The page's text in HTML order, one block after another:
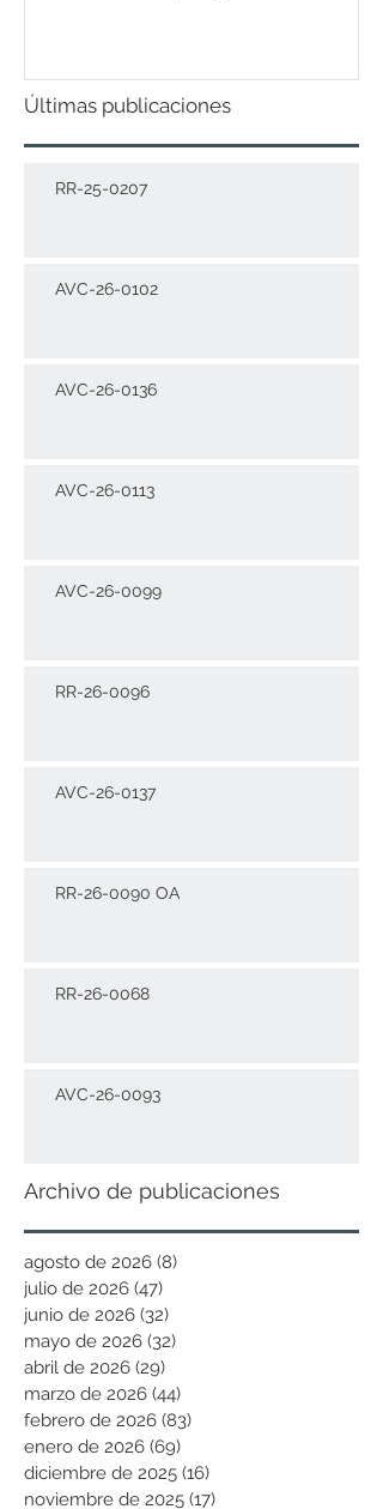
Últimas publicaciones
RR-25-0207
AVC-26-0102
AVC-26-0136
AVC-26-0113
AVC-26-0099
RR-26-0096
AVC-26-0137
RR-26-0090 OA
RR-26-0068
AVC-26-0093
Archivo de publicaciones
agosto de 2026 (8)
julio de 2026 (47)
junio de 2026 (32)
mayo de 2026 (32)
abril de 2026 (29)
marzo de 2026 (44)
febrero de 2026 (83)
enero de 2026 (69)
diciembre de 2025 (16)
noviembre de 2025 (17)